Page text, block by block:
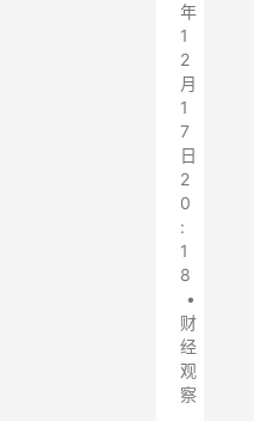
年
1
2
月
1
7
日
2
0
:
1
8
•
财
经
观
察